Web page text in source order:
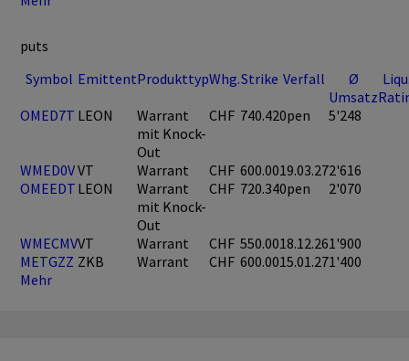
puts
Symbol EmittentProdukttypWhg.Strike Verfall
Ø
Umsatz
OMED7T LEON
Warrant
mit Knock-
Out
CHF 740.420pen 5'248
WMED0VVT Warrant CHF 600.0019.03.272'616
OMEEDT LEON
Warrant
mit Knock-
Out
CHF 720.340pen 2'070
WMECMVVT Warrant CHF 550.0018.12.261'900
METGZZ ZKB Warrant CHF 600.0015.01.271'400
Mehr